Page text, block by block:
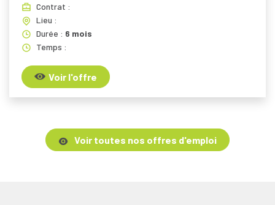
Contrat :
Lieu :
Durée : 6 mois
Temps :
Voir l'offre
Voir toutes nos offres d'emploi